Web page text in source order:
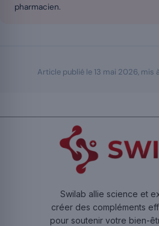
pharmacien.
Article publié le 13 mai 2026, mis
Swilab allie science et
créer des compléments
pour soutenir votre bien-